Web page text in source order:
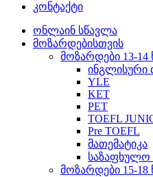
კონტაქტი
ონლაინ სწავლა
მოზარდებისთვის
მოზარდები 13-14
ინგლისური
YLE
KET
PET
TOEFL
Pre TOEFL
მათემატიკა
საზაფხულო
მოზარდები 15-